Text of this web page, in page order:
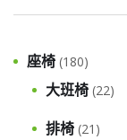
座椅 (180)
大班椅 (22)
排椅 (21)